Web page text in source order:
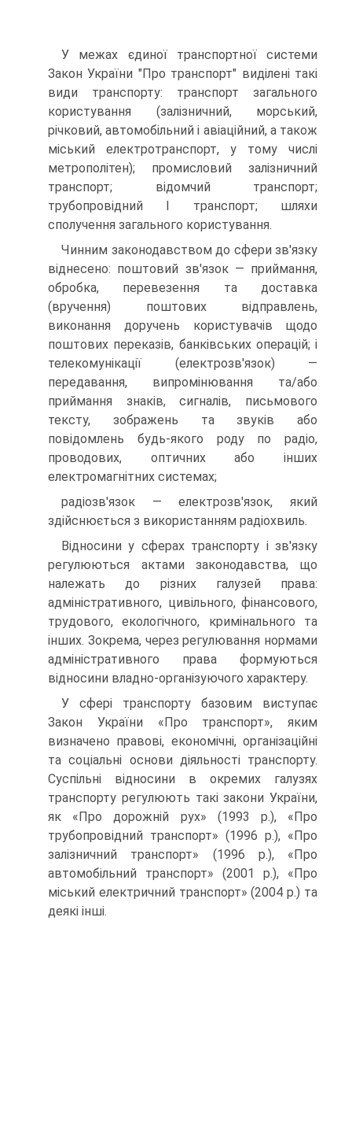
У межах єдиної транспортної системи
Закон України "Про транспорт" виділені такі
види транспорту: транспорт загального
користування (залізничний, морський,
річковий, автомобільний і авіаційний, а також
міський електротранспорт, у тому числі
метрополітен); промисловий залізничний
транспорт; відомчий транспорт;
трубопровідний І транспорт; шляхи
сполучення загального користування.
Чинним законодавством до сфери зв'язку
віднесено: поштовий зв'язок — приймання,
обробка, перевезення та доставка
(вручення) поштових відправлень,
виконання доручень користувачів щодо
поштових переказів, банківських операцій; і
телекомунікації (електрозв'язок) —
передавання, випромінювання та/або
приймання знаків, сигналів, письмового
тексту, зображень та звуків або
повідомлень будь-якого роду по радіо,
проводових, оптичних або інших
електромагнітних системах;
радіозв'язок — електрозв'язок, який
здійснюється з використанням радіохвиль.
Відносини у сферах транспорту і зв'язку
регулюються актами законодавства, що
належать до різних галузей права:
адміністративного, цивільного, фінансового,
трудового, екологічного, кримінального та
інших. Зокрема, через регулювання нормами
адміністративного права формуються
відносини владно-організуючого характеру.
У сфері транспорту базовим виступає
Закон України «Про транспорт», яким
визначено правові, економічні, організаційні
та соціальні основи діяльності транспорту.
Суспільні відносини в окремих галузях
транспорту регулюють такі закони України,
як «Про дорожній рух» (1993 р.), «Про
трубопровідний транспорт» (1996 p.), «Про
залізничний транспорт» (1996 р.), «Про
автомобільний транспорт» (2001 р.), «Про
міський електричний транспорт» (2004 р.) та
деякі інші.